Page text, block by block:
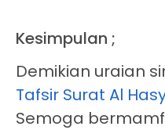
Kesimpulan ;
Demikian uraian
Tafsir Surat Al
Semoga